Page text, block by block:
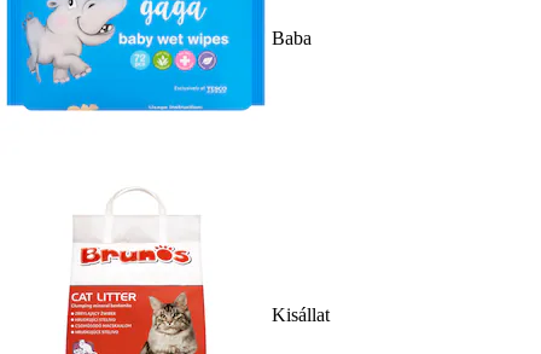
Baba
Kisállat